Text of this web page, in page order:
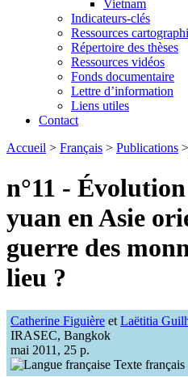
Vietnam
Indicateurs-clés
Ressources
Répertoire des thèses
Ressources vidéos
Fonds documentaire
Lettre d’information
Liens utiles
Contact
Accueil > Français > Publications >
n°11 -
yuan en Asie
guerre des
lieu ?
Catherine Figuière et Laëtitia
IRASEC, Bangkok
mai 2011, 25 p.
Texte français